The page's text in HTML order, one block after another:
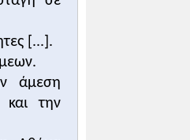
της
στα
για την
[...].
άμεση
και την